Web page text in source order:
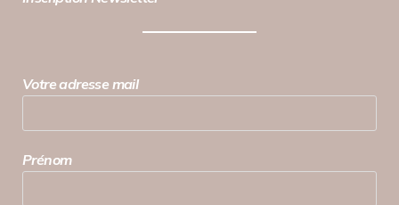
Votre adresse mail
Prénom